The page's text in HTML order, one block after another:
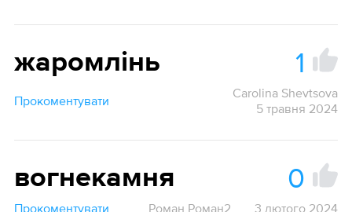
жаромлінь 1
Прокоментувати
Carolina Shevtsova
5 травня 2024
вогнекамня 0
Прокоментувати Роман Роман2 3 лютого 2024